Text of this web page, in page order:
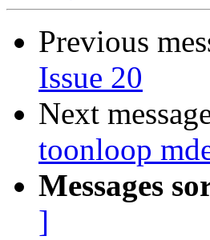
Previous
Issue 20
Next
toonloop
Messages
]